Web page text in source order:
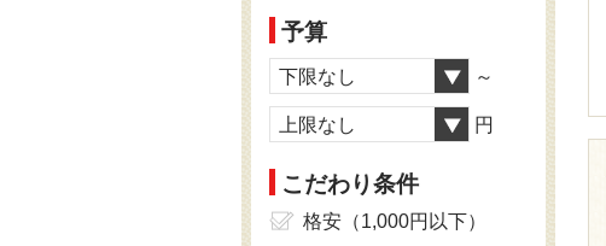
予算
下限なし ～
上限なし 円
こだわり条件
格安（1,000円以下）